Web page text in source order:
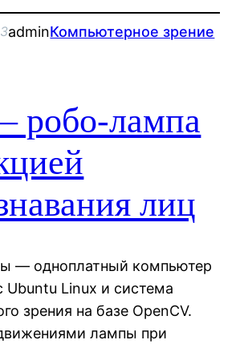
adminКомпьютерное зрение
робо-лампа
лиц
— одноплатный компьютер
Ubuntu Linux и система
зрения на базе OpenCV.
лампы при